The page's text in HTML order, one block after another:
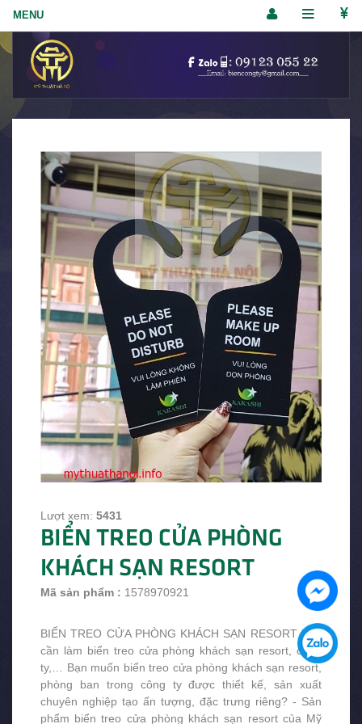
Lượt xem: 5431
BIỂN TREO CỬA PHÒNG
KHÁCH SẠN RESORT
Mã sản phẩm : 1578970921
BIỂN TREO CỬA PHÒNG KHÁCH SẠN RESORT Bạn
cần làm biển treo cửa phòng khách sạn resort, công
ty,… Bạn muốn biển treo cửa phòng khách sạn resort,
phòng ban trong công ty được thiết kế, sản xuất
chuyên nghiệp tạo ấn tượng, đặc trưng riêng? - Sản
phẩm biển treo cửa phòng khách sạn resort của Mỹ